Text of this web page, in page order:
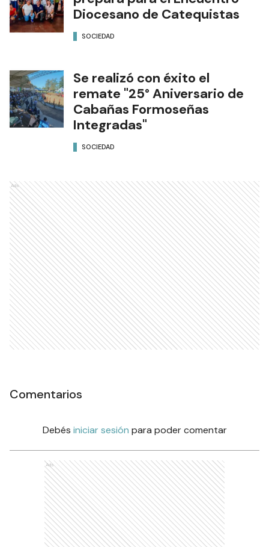
Diocesano de Catequistas
SOCIEDAD
Se realizó con éxito el
remate "25° Aniversario de
Cabañas Formoseñas
Integradas"
SOCIEDAD
Ads
Comentarios
Debés iniciar sesión para poder comentar
Ads